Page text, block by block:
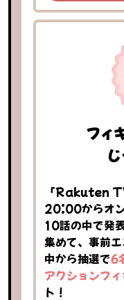
フィ
「Rakuten
20:00からオ
10話の中で発
集めて、事前
中から抽選で6
アクションフ
ト！